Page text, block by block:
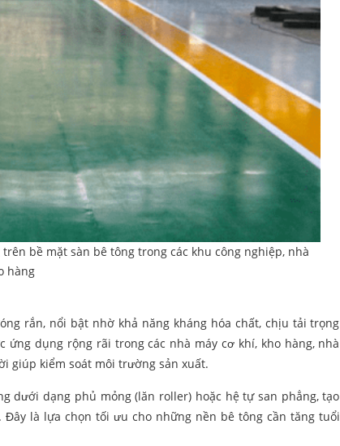
bề mặt sàn bê tông trong các khu công nghiệp, nhà
hàng
rắn, nổi bật nhờ khả năng kháng hóa chất, chịu tải trọng
dụng rộng rãi trong các nhà máy cơ khí, kho hàng, nhà
giúp kiểm soát môi trường sản xuất.
dưới dạng phủ mỏng (lăn roller) hoặc hệ tự san phẳng, tạo
là lựa chọn tối ưu cho những nền bê tông cần tăng tuổi